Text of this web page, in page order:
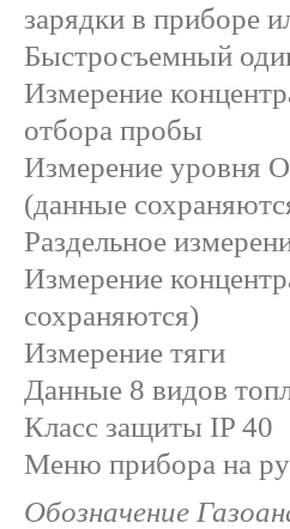
зарядки в приборе
Быстросъемный
Измерение
отбора пробы
Измерение уровня
(данные
Раздельное
Измерение
сохраняются)
Измерение тяги
Данные 8 видов
Класс защиты IP 40
Меню прибора на
Обозначение